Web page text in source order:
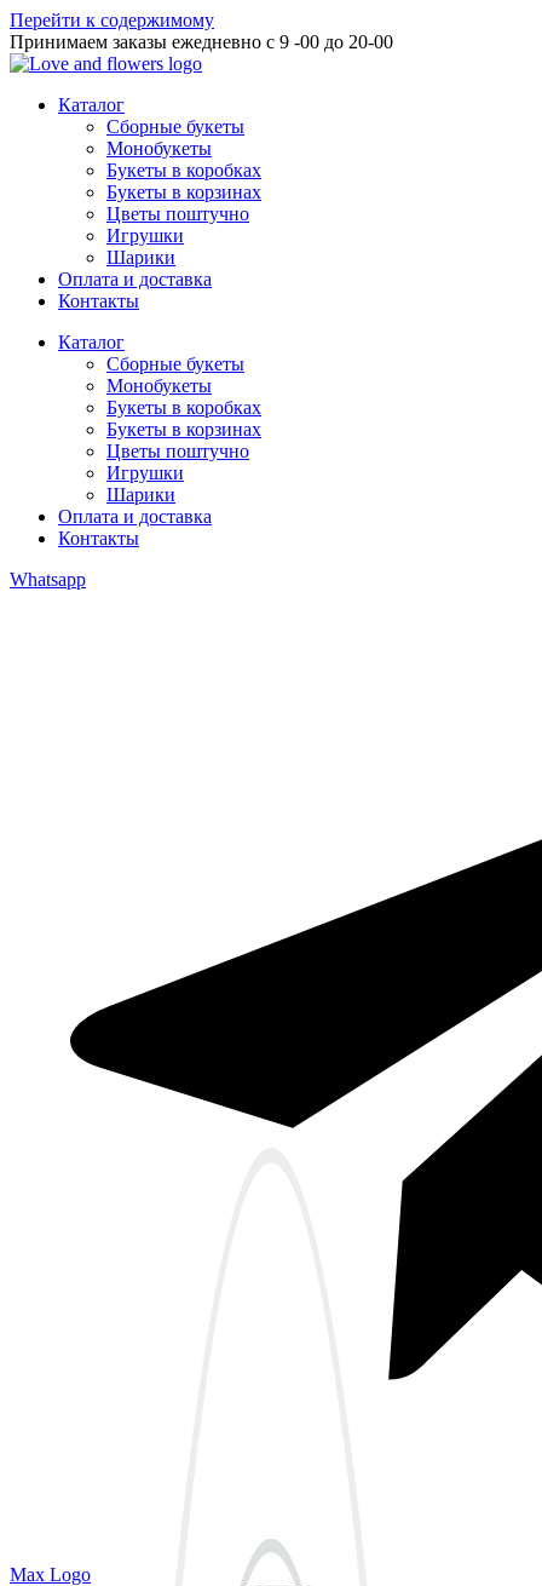
Перейти к содержимому
Принимаем заказы ежедневно с 9 -00 до 20-00
Каталог
Сборные букеты
Монобукеты
Букеты в коробках
Букеты в корзинах
Цветы поштучно
Игрушки
Шарики
Оплата и доставка
Контакты
Каталог
Сборные букеты
Монобукеты
Букеты в коробках
Букеты в корзинах
Цветы поштучно
Игрушки
Шарики
Оплата и доставка
Контакты
Whatsapp
Max Logo